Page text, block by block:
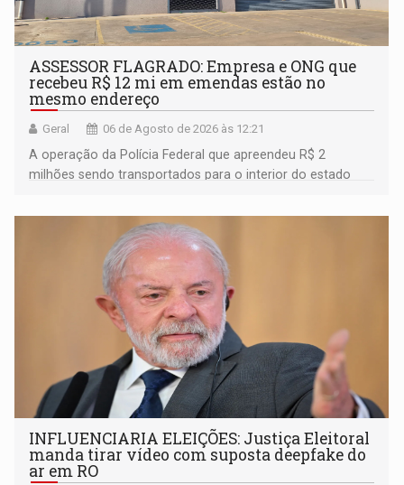
ASSESSOR FLAGRADO: Empresa e ONG que
recebeu R$ 12 mi em emendas estão no
mesmo endereço
Geral 06 de Agosto de 2026 às 12:21
A operação da Polícia Federal que apreendeu R$ 2
milhões sendo transportados para o interior do estado
ligação do suspeito com um deputado federal do União
Brasil por Rondônia
INFLUENCIARIA ELEIÇÕES: Justiça Eleitoral
manda tirar vídeo com suposta deepfake do
ar em RO